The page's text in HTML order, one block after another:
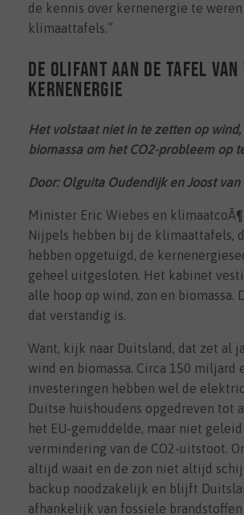
de kennis over kernenergie te weren
klimaattafels.”
De olifant aan de tafel van
kernenergie
Het volstaat niet in te zetten op wind,
biomassa om het CO2-probleem op
Door: Olguita Oudendijk en Joost van
Minister Eric Wiebes en
Nijpels hebben bij de klimaattafels,
hebben opgetuigd, de
geheel uitgesloten. Het kabinet
alle hoop op wind, zon en biomassa.
dat verstandig is.
Want, kijk naar Duitsland, dat zet al
wind en biomassa. Circa 150 miljard
investeringen hebben wel de
Duitse huishoudens opgedreven tot
het EU-gemiddelde, maar niet
vermindering van de CO2-uitstoot.
altijd waait en de zon niet altijd
backup noodzakelijk en blijft
afhankelijk van fossiele